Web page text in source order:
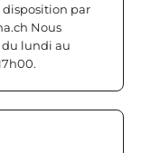
disposition par
Nous
du lundi au